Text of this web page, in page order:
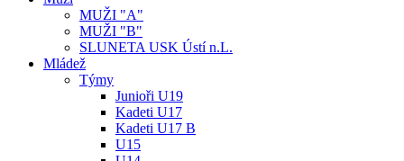
MUŽI "A"
MUŽI "B"
SLUNETA USK Ústí n.L.
Mládež
Týmy
Junioři U19
Kadeti U17
Kadeti U17 B
U15